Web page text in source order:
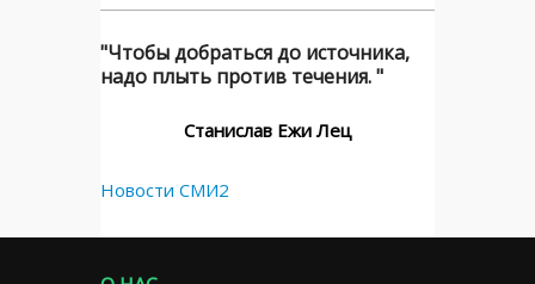
"Чтобы добраться до источника,
надо плыть против течения. "
Станислав Ежи Лец
Новости СМИ2